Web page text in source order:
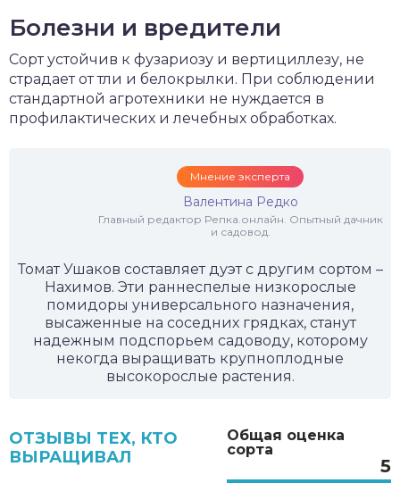
Болезни и вредители
Сорт устойчив к фузариозу и вертициллезу, не
страдает от тли и белокрылки. При соблюдении
стандартной агротехники не нуждается в
профилактических и лечебных обработках.
Мнение эксперта
Валентина Редко
Главный редактор Репка.онлайн. Опытный дачник
и садовод.
Томат Ушаков составляет дуэт с другим сортом –
Нахимов. Эти раннеспелые низкорослые
помидоры универсального назначения,
высаженные на соседних грядках, станут
надежным подспорьем садоводу, которому
некогда выращивать крупноплодные
высокорослые растения.
Общая оценка
сорта
5
ОТЗЫВЫ ТЕХ, КТО
ВЫРАЩИВАЛ